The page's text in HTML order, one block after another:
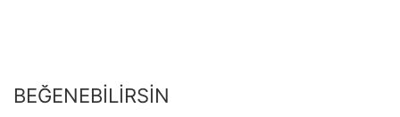
BEĞENEBILIRSIN